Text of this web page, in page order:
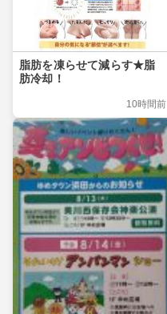
脂肪を凍らせて減らす★脂
肪冷却！
10時間前